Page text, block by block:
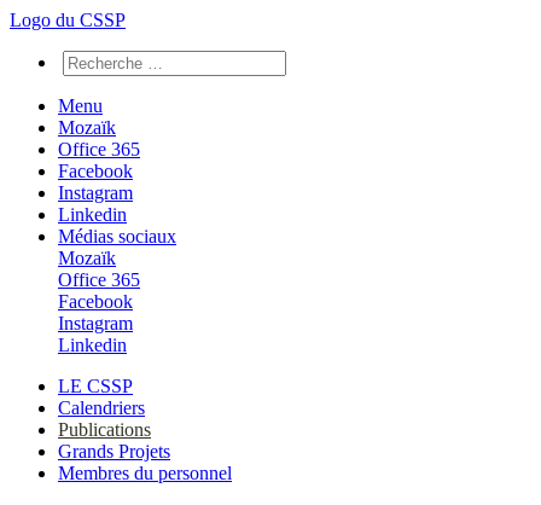
Logo du CSSP
Menu
Mozaïk
Office 365
Facebook
Instagram
Linkedin
Médias sociaux
Mozaïk
Office 365
Facebook
Instagram
Linkedin
LE CSSP
Calendriers
Publications
Grands Projets
Membres du personnel